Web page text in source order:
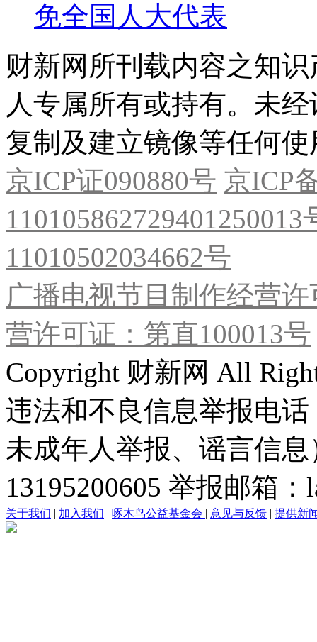
免全国人大代表
财新网所刊载内容之知
人专属所有或持有。未
复制及建立镜像等任何使
京ICP证090880号 京ICP
11010502034662号
广播电视节目制作经营
营许可证：第直100013号
Copyright 财新网 All
违法和不良信息举报电
未成年人举报、谣言信
13195200605 举报邮箱
关于我们 | 加入我们 | 啄木鸟公益基金会 | 意见与反馈 | 提供新